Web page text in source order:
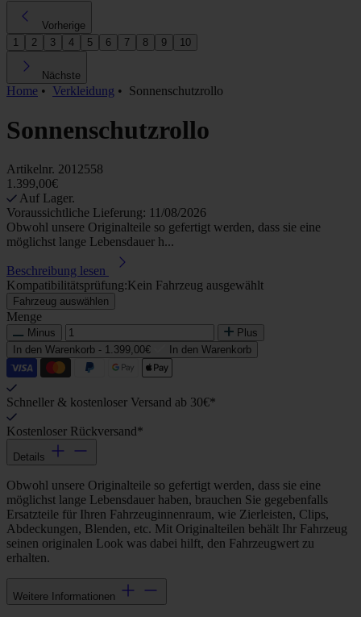
Vorherige
1
2 3 4 5 6 7 8 9 10
Nächste
Home • Verkleidung • Sonnenschutzrollo
Sonnenschutzrollo
Artikelnr. 2012558
1.399,00€
Auf Lager.
Voraussichtliche Lieferung: 11/08/2026
Obwohl unsere Originalteile so gefertigt werden, dass sie eine
möglichst lange Lebensdauer h...
Beschreibung lesen
Kompatibilitätsprüfung:Kein Fahrzeug ausgewählt
Fahrzeug auswählen
Menge
Minus
Plus
In den Warenkorb - 1.399,00€ In den Warenkorb
Schneller & kostenloser Versand ab 30€*
Kostenloser Rückversand*
Details
Obwohl unsere Originalteile so gefertigt werden, dass sie eine
möglichst lange Lebensdauer haben, brauchen Sie gegebenfalls
Ersatzteile für Ihren Fahrzeuginnenraum, wie Zierleisten, Clips,
Abdeckungen, Blenden, etc. Mit Originalteilen behält Ihr Fahrzeug
seinen originalen Look was dabei hilft, den Fahrzeugwert zu
erhalten.
Weitere Informationen